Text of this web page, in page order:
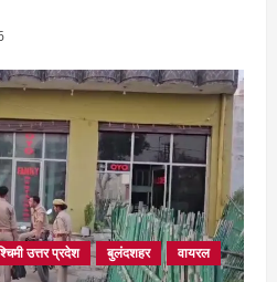
उत्तर प्रदेश बुलंदशहर
वायरल